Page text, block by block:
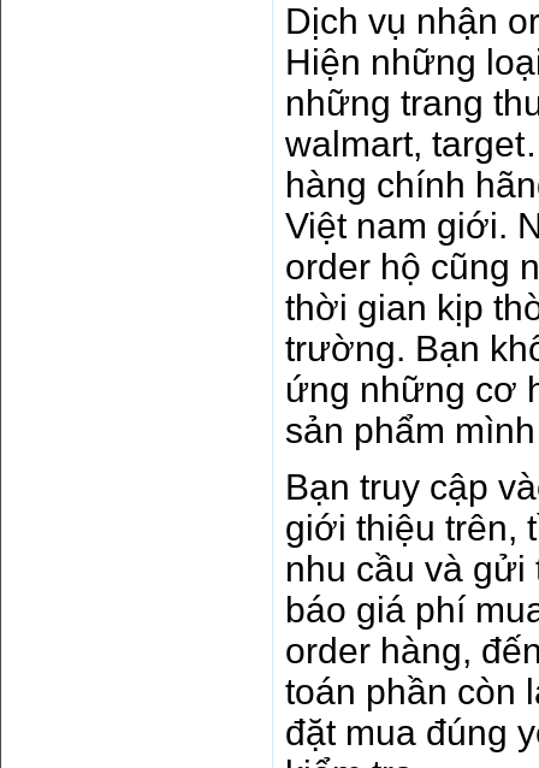
Dịch vụ nhận
Hiện những
những trang
walmart,
hàng chính
Việt nam giới.
order hộ cũng
thời gian kịp
trường. Bạn
ứng những cơ
sản phẩm
Bạn truy cập
giới thiệu trên,
nhu cầu và gửi
báo giá phí
order hàng,
toán phần còn
đặt mua đúng